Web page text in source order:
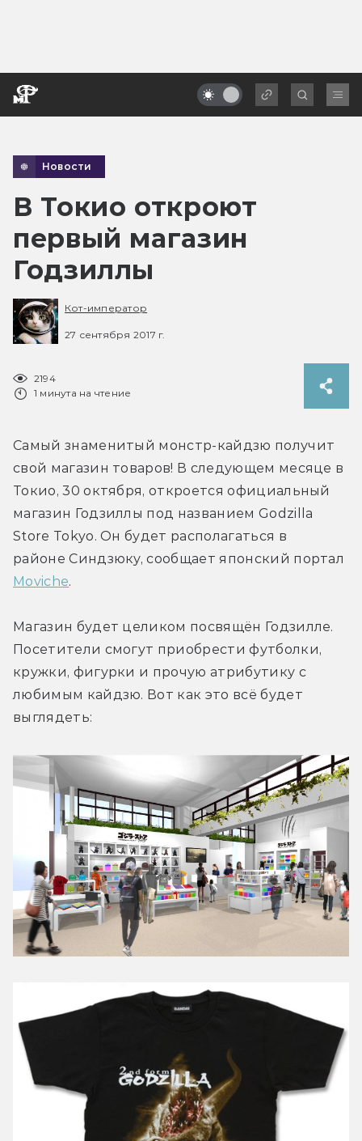
Новости
В Токио откроют
первый магазин
Годзиллы
Кот-император
27 сентября 2017 г.
2194
1 минута на чтение
Самый знаменитый монстр-кайдзю получит
свой магазин товаров! В следующем месяце в
Токио, 30 октября, откроется официальный
магазин Годзиллы под названием Godzilla
Store Tokyo. Он будет располагаться в
Moviche.
Магазин будет целиком посвящён Годзилле.
Посетители смогут приобрести футболки,
кружки, фигурки и прочую атрибутику с
любимым кайдзю. Вот как это всё будет
выглядеть: